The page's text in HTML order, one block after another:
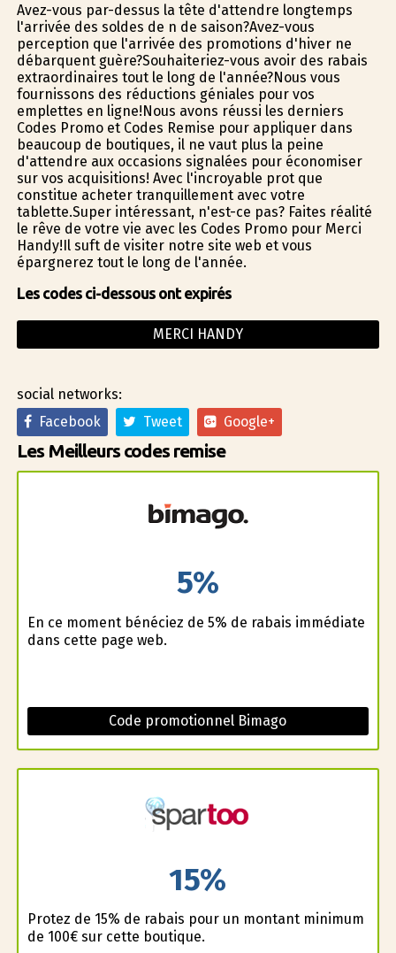
Avez-vous par-dessus la tête d'attendre longtemps
l'arrivée des soldes de fin de saison?Avez-vous
perception que l'arrivée des promotions d'hiver ne
débarquent guère?Souhaiteriez-vous avoir des rabais
extraordinaires tout le long de l'année?Nous vous
fournissons des réductions géniales pour vos
emplettes en ligne!Nous avons réussi les derniers
Codes Promo et Codes Remise pour appliquer dans
beaucoup de boutiques, il ne vaut plus la peine
d'attendre aux occasions signalées pour économiser
sur vos acquisitions! Avec l'incroyable profit que
constitue acheter tranquillement avec votre
tablette.Super intéressant, n'est-ce pas? Faites réalité
le rêve de votre vie avec les Codes Promo pour Merci
Handy!Il suffit de visiter notre site web et vous
épargnerez tout le long de l'année.
Les codes ci-dessous ont expirés
MERCI HANDY
social networks:
Facebook
Tweet Google+
Les Meilleurs codes remise
5%
En ce moment bénéficiez de 5% de rabais immédiate
dans cette page web.
Code promotionnel Bimago
15%
Profitez de 15% de rabais pour un montant minimum
de 100€ sur cette boutique.